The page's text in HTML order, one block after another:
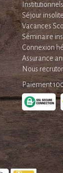
Séjour
Vacances
Séminaire
Connexion
Assurance
Nous
Paiement